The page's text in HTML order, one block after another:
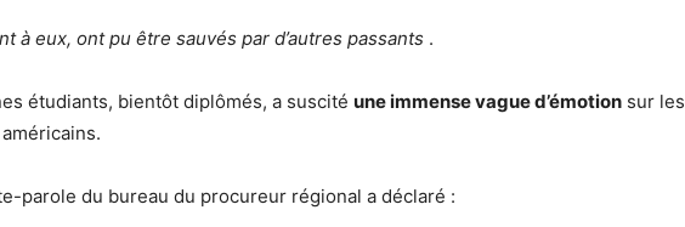
à eux, ont pu être sauvés par d’autres passants .
étudiants, bientôt diplômés, a suscité une immense vague d’émotion sur les
parole du bureau du procureur régional a déclaré :